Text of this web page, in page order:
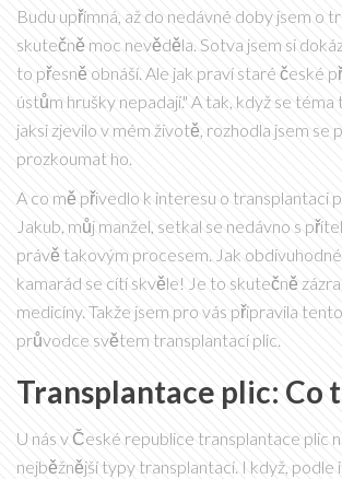
Budu upřímná, až do nedávné doby jsem o
skutečně moc nevěděla. Sotva jsem si
to přesně obnáší. Ale jak praví staré české
ústům hrušky nepadají." A tak, když se
jaksi zjevilo v mém životě, rozhodla jsem se
prozkoumat ho.
A co mě přivedlo k interesu o transplantaci
Jakub, můj manžel, setkal se nedávno s
právě takovým procesem. Jak
kamarád se cítí skvěle! Je to skutečně
medicíny. Takže jsem pro vás připravila
průvodce světem transplantací plic.
Transplantace plic: Co
U nás v České republice transplantace plic
nejběžnější typy transplantací. I když, podle